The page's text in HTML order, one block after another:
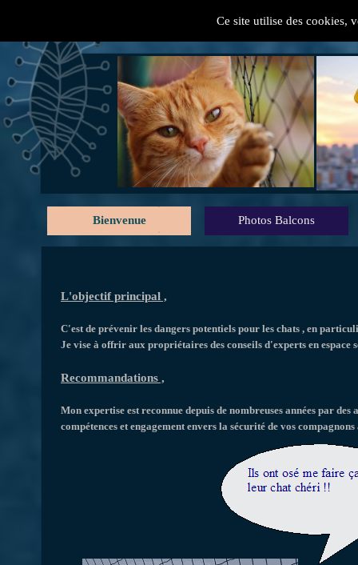
Ce site utilise des cookies,
Bienvenue Photos Balcons
" Mes conseils
L'objectif principal ,
C'est de prévenir les dangers potentiels pour les chats , en
Je vise à offrir aux propriétaires des conseils d'experts en
Recommandations ,
Mon expertise est reconnue depuis de nombreuses années par
compétences et engagement envers la sécurité de vos compagnons